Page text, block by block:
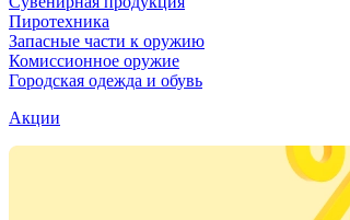
Пиротехника
Запасные части к оружию
Комиссионное оружие
Городская одежда и обувь
Акции